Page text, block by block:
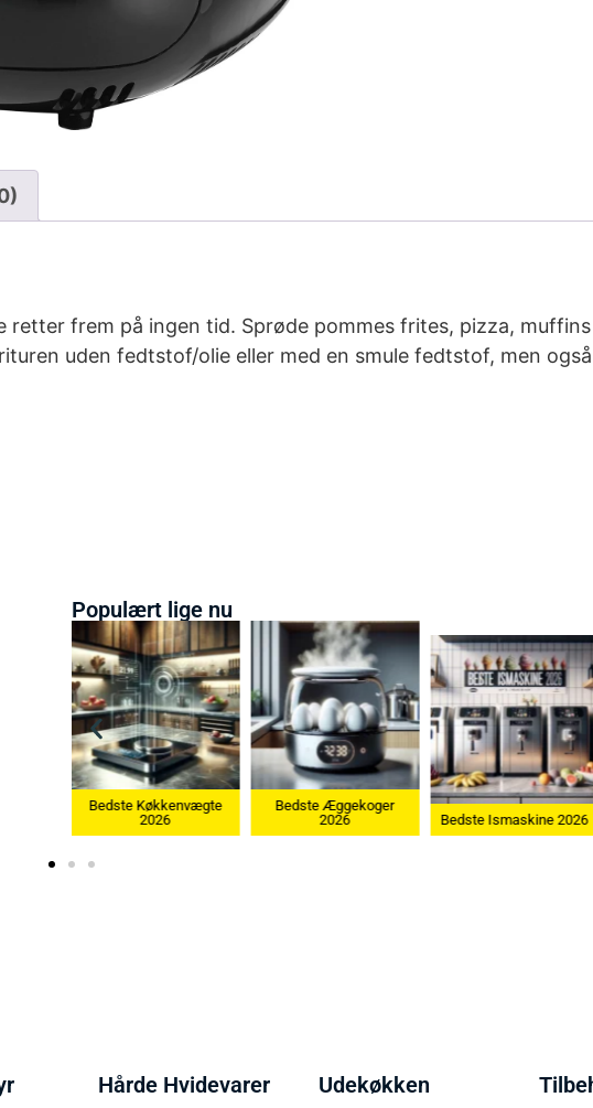
frem på ingen tid. Sprøde pommes frites, pizza,
uden fedtstof/olie eller med en smule fedtstof, men
Populært lige nu
Bedste Køkkenvægte
2026
Bedste Æggekoger
2026
Bedste Ismaskine 2026
Hårde Hvidevarer Udekøkken